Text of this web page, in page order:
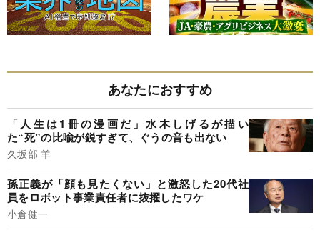
あなたにおすすめ
「人生は1冊の漫画だ」水木しげるが描い
た“死”の比喩が鋭すぎて、ぐうの音も出ない
久坂部 羊
孫正義が「顔も見たくない」と激怒した20代社
員をロボット事業責任者に抜擢したワケ
小倉健一